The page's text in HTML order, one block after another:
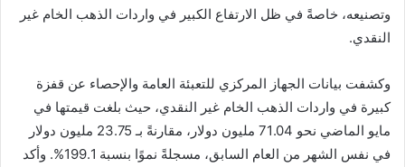
وتصنيعه، خاصةً في ظل الارتفاع الكبير في واردات الذهب الخام غير
النقدي.
وكشفت بيانات الجهاز المركزي للتعبئة العامة والإحصاء عن قفزة
كبيرة في واردات الذهب الخام غير النقدي، حيث بلغت قيمتها في
مايو الماضي نحو 71.04 مليون دولار، مقارنةً بـ 23.75 مليون دولار
في نفس الشهر من العام السابق، مسجلةً نموًا بنسبة 199.1%. وأكد